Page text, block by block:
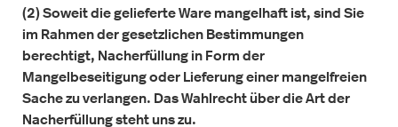
(2) Soweit die gelieferte Ware mangelhaft ist, sind Sie
im Rahmen der gesetzlichen Bestimmungen
berechtigt, Nacherfüllung in Form der
Mangelbeseitigung oder Lieferung einer mangelfreien
Sache zu verlangen. Das Wahlrecht über die Art der
Nacherfüllung steht uns zu.